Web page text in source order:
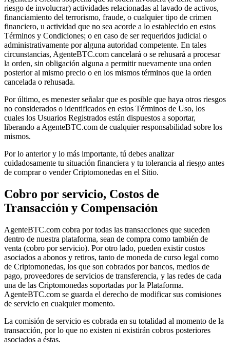
riesgo de involucrar) actividades relacionadas al lavado de activos,
financiamiento del terrorismo, fraude, o cualquier tipo de crimen
financiero, u actividad que no sea acorde a lo establecido en estos
Términos y Condiciones; o en caso de ser requeridos judicial o
administrativamente por alguna autoridad competente. En tales
circunstancias, AgenteBTC.com cancelará o se rehusará a procesar
la orden, sin obligación alguna a permitir nuevamente una orden
posterior al mismo precio o en los mismos términos que la orden
cancelada o rehusada.
Por último, es menester señalar que es posible que haya otros riesgos
no considerados o identificados en estos Términos de Uso, los
cuales los Usuarios Registrados están dispuestos a soportar,
liberando a AgenteBTC.com de cualquier responsabilidad sobre los
mismos.
Por lo anterior y lo más importante, tú debes analizar
cuidadosamente tu situación financiera y tu tolerancia al riesgo antes
de comprar o vender Criptomonedas en el Sitio.
Cobro por servicio, Costos de
Transacción y Compensación
AgenteBTC.com cobra por todas las transacciones que suceden
dentro de nuestra plataforma, sean de compra como también de
venta (cobro por servicio). Por otro lado, pueden existir costos
asociados a abonos y retiros, tanto de moneda de curso legal como
de Criptomonedas, los que son cobrados por bancos, medios de
pago, proveedores de servicios de transferencia, y las redes de cada
una de las Criptomonedas soportadas por la Plataforma.
AgenteBTC.com se guarda el derecho de modificar sus comisiones
de servicio en cualquier momento.
La comisión de servicio es cobrada en su totalidad al momento de la
transacción, por lo que no existen ni existirán cobros posteriores
asociados a éstas.